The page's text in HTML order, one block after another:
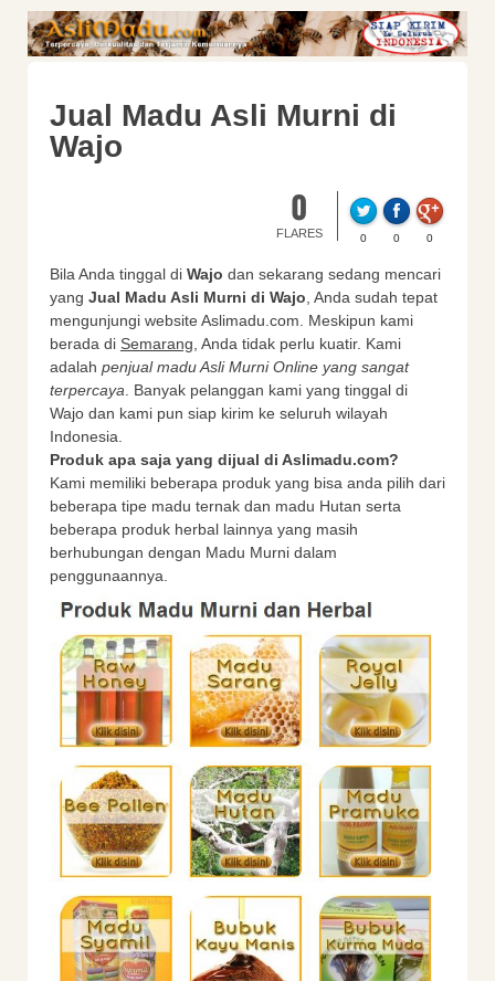
Jual Madu Asli Murni di
Wajo
0
FLARES 0 0 0
Bila Anda tinggal di Wajo dan sekarang sedang mencari
yang Jual Madu Asli Murni di Wajo, Anda sudah tepat
mengunjungi website Aslimadu.com. Meskipun kami
berada di Semarang, Anda tidak perlu kuatir. Kami
adalah penjual madu Asli Murni Online yang sangat
terpercaya. Banyak pelanggan kami yang tinggal di
Wajo dan kami pun siap kirim ke seluruh wilayah
Indonesia.
Produk apa saja yang dijual di Aslimadu.com?
Kami memiliki beberapa produk yang bisa anda pilih dari
beberapa tipe madu ternak dan madu Hutan serta
beberapa produk herbal lainnya yang masih
berhubungan dengan Madu Murni dalam
penggunaannya.